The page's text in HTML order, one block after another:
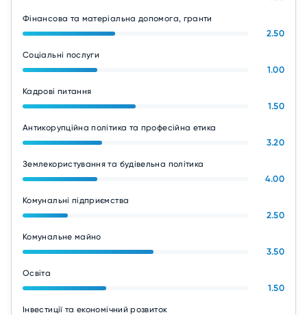
Фінансова та матеріальна допомога, гранти
2.50
Соціальні послуги
1.00
Кадрові питання
1.50
Антикорупційна політика та професійна етика
3.20
Землекористування та будівельна політика
4.00
Комунальні підприємства
2.50
Комунальне майно
3.50
Освіта
1.50
Інвестиції та економічний розвиток